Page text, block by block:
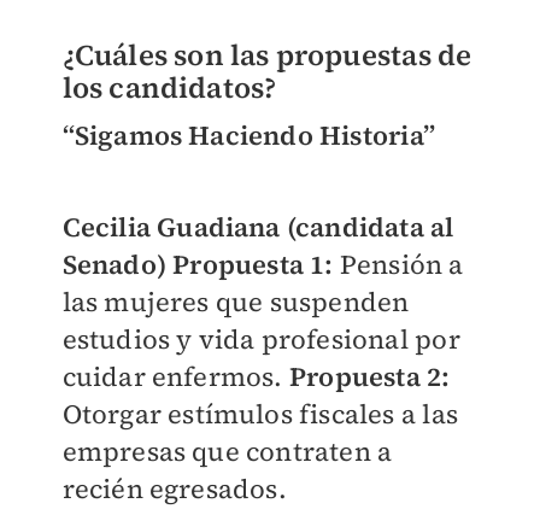
¿Cuáles son las propuestas de
los candidatos?
“Sigamos Haciendo Historia”
Cecilia Guadiana (candidata al
Senado) Propuesta 1: Pensión a
las mujeres que suspenden
estudios y vida profesional por
cuidar enfermos. Propuesta 2:
Otorgar estímulos fiscales a las
empresas que contraten a
recién egresados.